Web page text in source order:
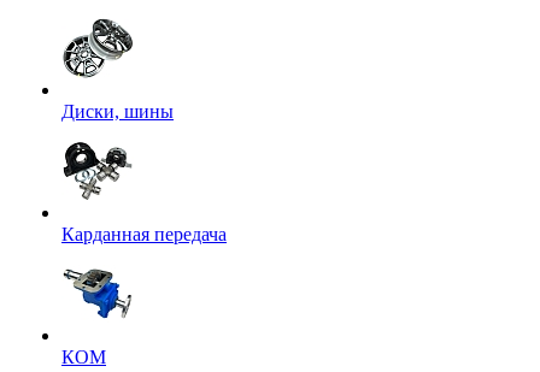
Диски, шины
Карданная передача
КОМ